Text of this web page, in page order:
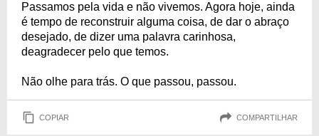
Passamos pela vida e não vivemos. Agora hoje, ainda
é tempo de reconstruir alguma coisa, de dar o abraço
desejado, de dizer uma palavra carinhosa,
deagradecer pelo que temos.
Não olhe para trás. O que passou, passou.
COPIAR COMPARTILHAR